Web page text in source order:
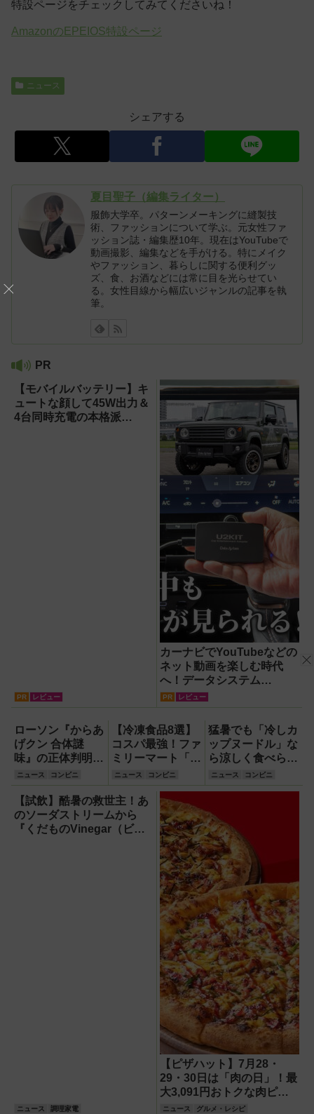
特設ページをチェックしてみてくださいね！
AmazonのEPEIOS特設ページ
ニュース
シェアする
夏目聖子（編集ライター）
服飾大学卒。パターンメーキングに縫製技
術、ファッションについて学ぶ。元女性ファ
ッション誌・編集歴10年。現在はYouTubeで
動画撮影、編集などを手がける。特にメイク
やファッション、暮らしに関する便利グッ
ズ、食、お酒などには常に目を光らせてい
る。女性目線から幅広いジャンルの記事を執
筆。
PR
【モバイルバッテリー】キ
ュートな顔して45W出力＆
4台同時充電の本格派
PR レビュー
カーナビでYouTubeなどの
ネット動画を楽しむ時代
へ！データシステム
『U2KIT』がドライブを変
PR レビュー
ローソン『からあ
げクン 合体謎
味』の正体判明！
人気のあの味とや
みつきのあの味が
合体して爆裂うめ
ぇ～!!
ニュース コンビニ
【冷凍食品8選】
コスパ最強！ファ
ミリーマート「フ
ァミマル」の冷凍
主食は1食200円
台から！
ニュース コンビニ
猛暑でも「冷しカ
ップヌードル」な
ら涼しく食べられ
る！
ニュース コンビニ
【試飲】酷暑の救世主！あ
のソーダストリームから
『くだものVinegar（ビネ
ニュース 調理家電
【ピザハット】7月28・
29・30日は「肉の日」！最
大3,091円おトクな肉ピザ
で猛暑を吹き飛ばそう
ニュース グルメ・レシピ